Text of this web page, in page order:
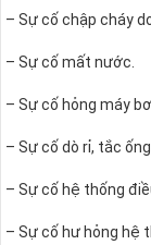
– Sự cố chập cháy
– Sự cố mất nước.
– Sự cố hỏng máy
– Sự cố dò rỉ, tắc
– Sự cố hệ thống
– Sự cố hư hỏng hệ